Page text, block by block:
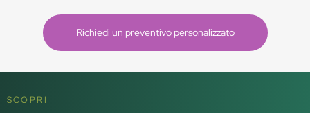
Richiedi un preventivo personalizzato
SCOPRI